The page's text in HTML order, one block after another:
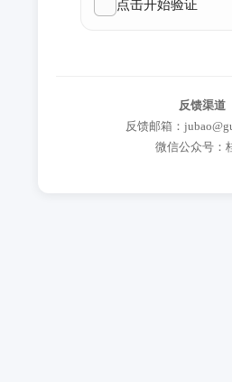
反馈渠道
反馈邮箱：
微信公众号：